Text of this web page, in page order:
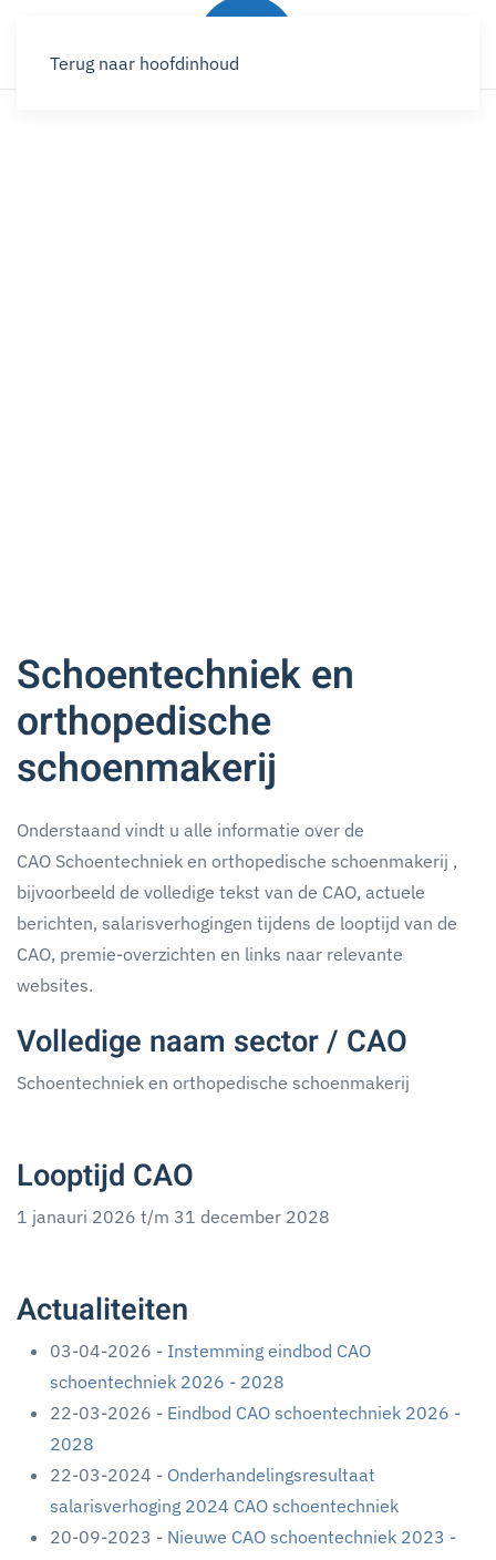
Terug naar hoofdinhoud
Schoentechniek en
orthopedische
schoenmakerij
Onderstaand vindt u alle informatie over de
CAO Schoentechniek en orthopedische schoenmakerij ,
bijvoorbeeld de volledige tekst van de CAO, actuele
berichten, salarisverhogingen tijdens de looptijd van de
CAO, premie-overzichten en links naar relevante
websites.
Volledige naam sector / CAO
Schoentechniek en orthopedische schoenmakerij
Looptijd CAO
1 janauri 2026 t/m 31 december 2028
Actualiteiten
03-04-2026 - Instemming eindbod CAO
schoentechniek 2026 - 2028
22-03-2026 - Eindbod CAO schoentechniek 2026 -
2028
22-03-2024 - Onderhandelingsresultaat
salarisverhoging 2024 CAO schoentechniek
20-09-2023 - Nieuwe CAO schoentechniek 2023 -